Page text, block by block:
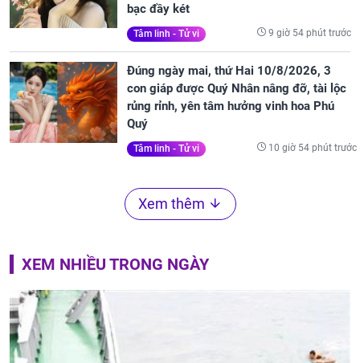
bạc đầy két
Tâm linh - Tử vi 9 giờ 54 phút trước
Đúng ngày mai, thứ Hai 10/8/2026, 3
con giáp được Quý Nhân nâng đỡ, tài lộc
rủng rỉnh, yên tâm hưởng vinh hoa Phú
Quý
Tâm linh - Tử vi 10 giờ 54 phút trước
Xem thêm
XEM NHIỀU TRONG NGÀY